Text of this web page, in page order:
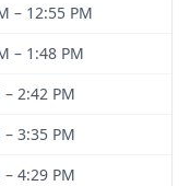
– 12:55 PM
– 1:48 PM
– 2:42 PM
– 3:35 PM
– 4:29 PM